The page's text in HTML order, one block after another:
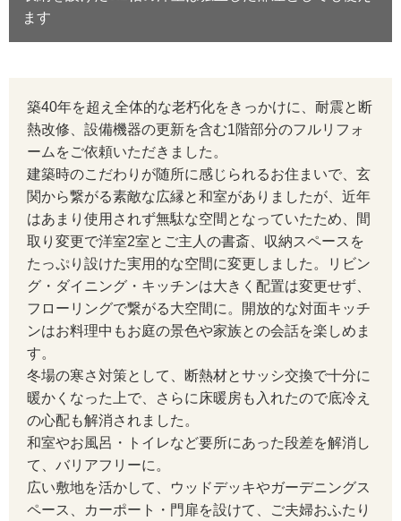
ます
築40年を超え全体的な老朽化をきっかけに、耐震と断
熱改修、設備機器の更新を含む1階部分のフルリフォ
ームをご依頼いただきました。
建築時のこだわりが随所に感じられるお住まいで、玄
関から繋がる素敵な広縁と和室がありましたが、近年
はあまり使用されず無駄な空間となっていたため、間
取り変更で洋室2室とご主人の書斎、収納スペースを
たっぷり設けた実用的な空間に変更しました。リビン
グ・ダイニング・キッチンは大きく配置は変更せず、
フローリングで繋がる大空間に。開放的な対面キッチ
ンはお料理中もお庭の景色や家族との会話を楽しめま
す。
冬場の寒さ対策として、断熱材とサッシ交換で十分に
暖かくなった上で、さらに床暖房も入れたので底冷え
の心配も解消されました。
和室やお風呂・トイレなど要所にあった段差を解消し
て、バリアフリーに。
広い敷地を活かして、ウッドデッキやガーデニングス
ペース、カーポート・門扉を設けて、ご夫婦おふたり